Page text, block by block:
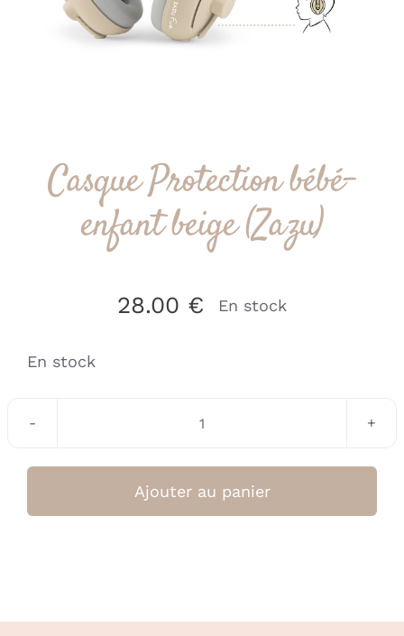
Casque Protection bébé-
enfant beige (Zazu)
28.00 € En stock
En stock
quantité
Casque
Ajouter au panier